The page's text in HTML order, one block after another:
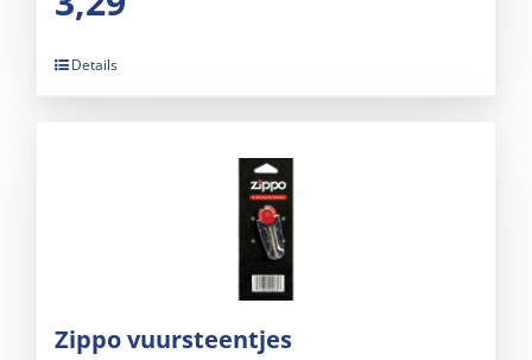
Details
Zippo vuursteentjes